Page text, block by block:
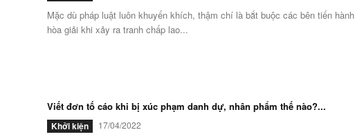
Mặc dù pháp luật luôn khuyến khích, thậm chí là bắt buộc các bên tiến hành
hòa giải khi xảy ra tranh chấp lao...
Viết đơn tố cáo khi bị xúc phạm danh dự, nhân phẩm thế nào?...
Khởi kiện 17/04/2022